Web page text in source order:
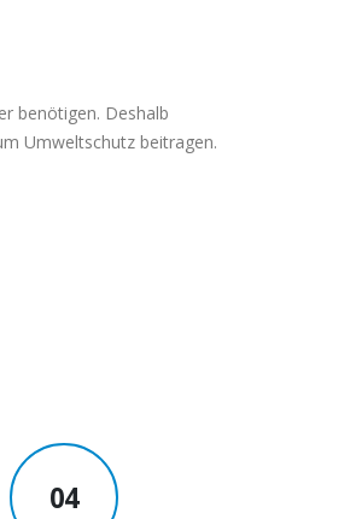
benötigen. Deshalb
Umweltschutz beitragen.
04